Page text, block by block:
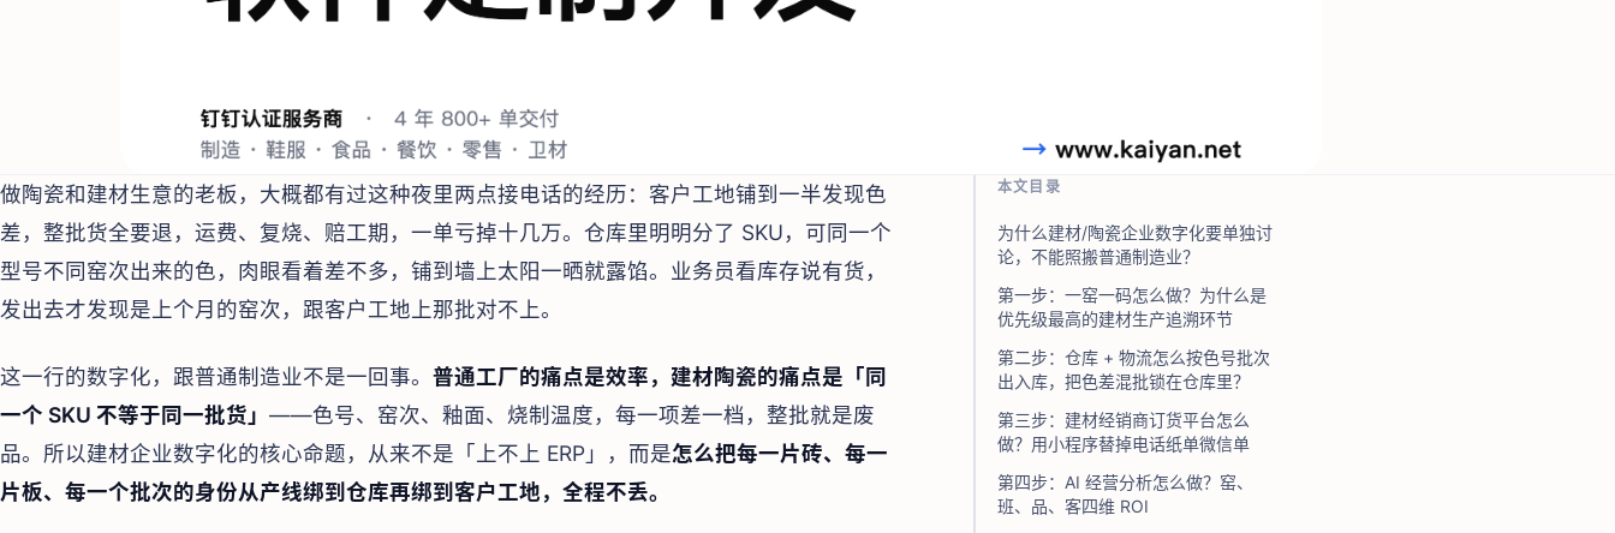
做陶瓷和建材生意的老板，大概都有过这种夜里两点接电话的经历：客户工地铺到一半发现色
差，整批货全要退，运费、复烧、赔工期，一单亏掉十几万。仓库里明明分了 SKU，可同一个
型号不同窑次出来的色，肉眼看着差不多，铺到墙上太阳一晒就露馅。业务员看库存说有货，
发出去才发现是上个月的窑次，跟客户工地上那批对不上。
这一行的数字化，跟普通制造业不是一回事。 普通工厂的痛点是效率，建材陶瓷的痛点是「同
一个 SKU 不等于同一批货」 ——色号、窑次、釉面、烧制温度，每一项差一档，整批就是废
品。所以建材企业数字化的核心命题，从来不是「上不上 ERP」，而是怎么把每一片砖、每一
片板、每一个批次的身份从产线绑到仓库再绑到客户工地，全程不丢。
本文目录
为什么建材/陶瓷企业数字化要单独讨
论，不能照搬普通制造业？
第一步：一窑一码怎么做？为什么是
优先级最高的建材生产追溯环节
第二步：仓库 + 物流怎么按色号批次
出入库，把色差混批锁在仓库里？
第三步：建材经销商订货平台怎么
做？用小程序替掉电话纸单微信单
第四步：AI 经营分析怎么做？窑、
班、品、客四维 ROI